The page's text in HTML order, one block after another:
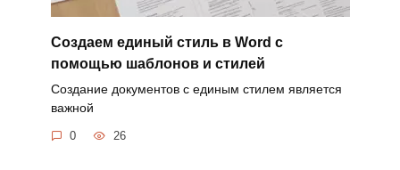
Создаем единый стиль в Word с
помощью шаблонов и стилей
Создание документов с единым стилем является
важной
0 26